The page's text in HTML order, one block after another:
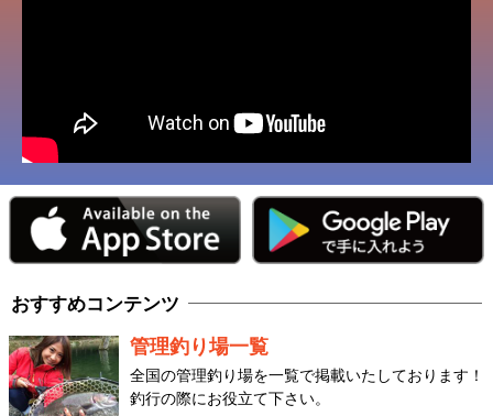
おすすめコンテンツ
管理釣り場一覧
全国の管理釣り場を一覧で掲載いたしております！
釣行の際にお役立て下さい。